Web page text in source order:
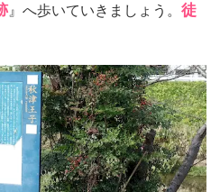
』へ歩いていきましょう。 徒